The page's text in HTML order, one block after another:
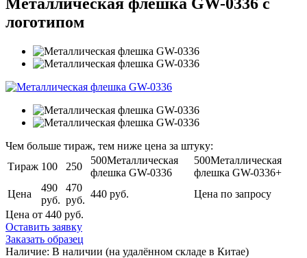
логотипом
Чем больше тираж, тем ниже цена за штуку:
Тираж 100 250
500Металлическая
флешка GW-0336
500Металлическая
флешка GW-0336+
Цена
490
руб.
470
руб.
440 руб.
Цена по запросу
Цена от 440 руб.
Оставить заявку
Заказать образец
Наличие: В наличии (на удалённом складе в Китае)